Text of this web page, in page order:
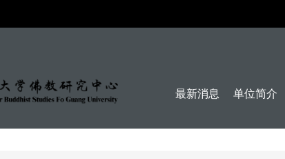
最新消息
单位简介